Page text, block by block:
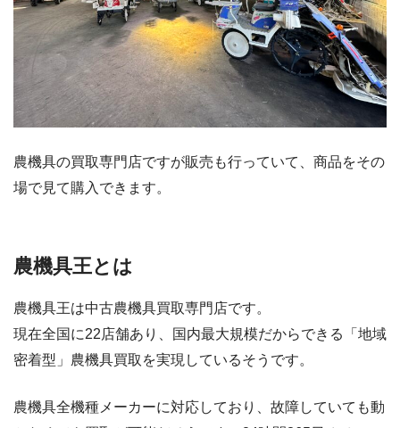
農機具の買取専門店ですが販売も行っていて、商品をその
場で見て購入できます。
農機具王とは
農機具王は中古農機具買取専門店です。
現在全国に22店舗あり、国内最大規模だからできる「地域
密着型」農機具買取を実現しているそうです。
農機具全機種メーカーに対応しており、故障していても動